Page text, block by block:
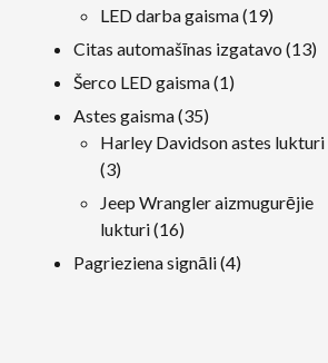
produkti
LED darba gaisma 1919
produkti
Citas automašīnas izgatavo 1313
Šerco LED gaisma 11
Astes gaisma 3535
produkti
Harley Davidson astes lukturi
33
produkti
Jeep Wrangler aizmugurējie
lukturi 1616
produkti
Pagrieziena signāli 44